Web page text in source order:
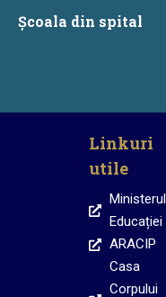
Școala din spital
Linkuri
utile
Ministerul
Educației
ARACIP
Casa
Corpului